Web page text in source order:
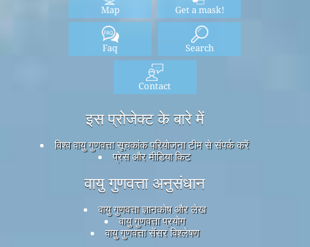
Map Get a mask!
Faq Search
Contact
इस प्रोजेक्ट के बारे में
विश्व वायु गुणवत्ता सूचकांक परियोजना टीम से संपर्क करें
प्रेस और मीडिया किट
वायु गुणवत्ता अनुसंधान
वायु गुणवत्ता ज्ञानकोष और लेख
वायु गुणवत्ता प्रयोग
वायु गुणवत्ता सेंसर विश्लेषण